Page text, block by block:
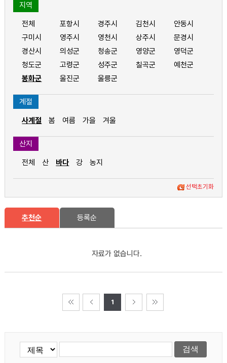
지역
전체 포항시 경주시 김천시
안동시
구미시
영주시 영천시 상주시
문경시
경산시
의성군 청송군 영양군
영덕군
청도군
고령군 성주군 칠곡군
예천군
봉화군
울진군 울릉군
계절
사계절 봄 여름 가을 겨울
산지
전체 산 바다 강 농지
선택초기화
추천순 등록순
자료가 없습니다.
1